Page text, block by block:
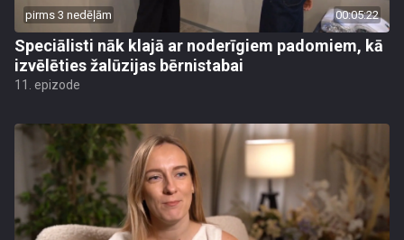
pirms 3 nedēļām 00:05:22
Speciālisti nāk klajā ar noderīgiem padomiem, kā
izvēlēties žalūzijas bērnistabai
11. epizode